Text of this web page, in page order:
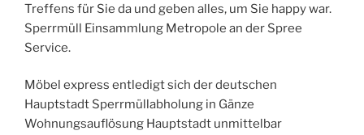
Treffens für Sie da und geben alles, um Sie happy war.
Sperrmüll Einsammlung Metropole an der Spree
Service.
Möbel express entledigt sich der deutschen
Hauptstadt Sperrmüllabholung in Gänze
Wohnungsauflösung Hauptstadt unmittelbar